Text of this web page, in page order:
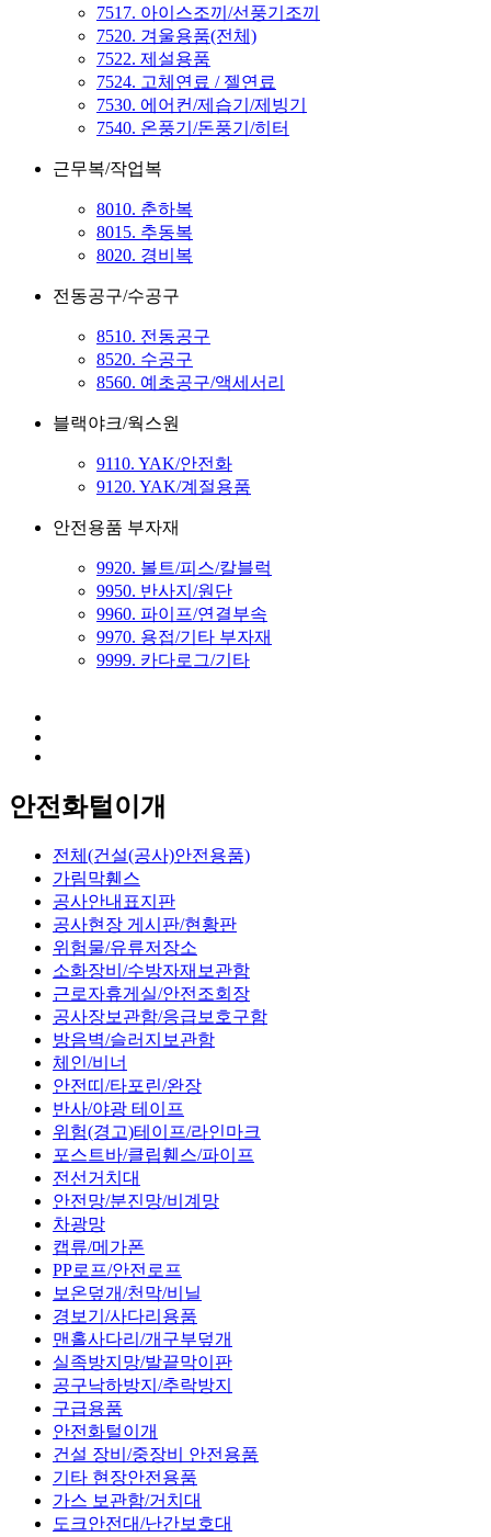
7517. 아이스조끼/선풍기조끼
7520. 겨울용품(전체)
7522. 제설용품
7524. 고체연료 / 젤연료
7530. 에어컨/제습기/제빙기
7540. 온풍기/돈풍기/히터
근무복/작업복
8010. 춘하복
8015. 추동복
8020. 경비복
전동공구/수공구
8510. 전동공구
8520. 수공구
8560. 예초공구/액세서리
블랙야크/웍스원
9110. YAK/안전화
9120. YAK/계절용품
안전용품 부자재
9920. 볼트/피스/칼블럭
9950. 반사지/원단
9960. 파이프/연결부속
9970. 용접/기타 부자재
9999. 카다로그/기타
안전화털이개
전체(건설(공사)안전용품)
가림막휀스
공사안내표지판
공사현장 게시판/현황판
위험물/유류저장소
소화장비/수방자재보관함
근로자휴게실/안전조회장
공사장보관함/응급보호구함
방음벽/슬러지보관함
체인/비너
안전띠/타포린/완장
반사/야광 테이프
위험(경고)테이프/라인마크
포스트바/클립휀스/파이프
전선거치대
안전망/분진망/비계망
차광망
캡류/메가폰
PP로프/안전로프
보온덮개/천막/비닐
경보기/사다리용품
맨홀사다리/개구부덮개
실족방지망/발끝막이판
공구낙하방지/추락방지
구급용품
안전화털이개
건설 장비/중장비 안전용품
기타 현장안전용품
가스 보관함/거치대
도크안전대/난간보호대